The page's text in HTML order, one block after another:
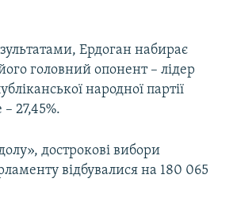
Ердоган набирає
головний опонент – лідер
народної партії
27,45%.
дострокові вибори
відбувалися на 180 065